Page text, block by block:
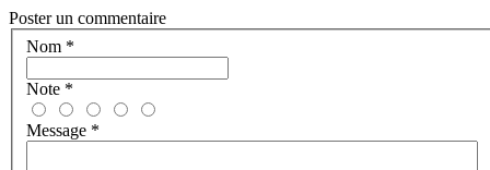
Poster un commentaire
Nom *
Note *
Message *